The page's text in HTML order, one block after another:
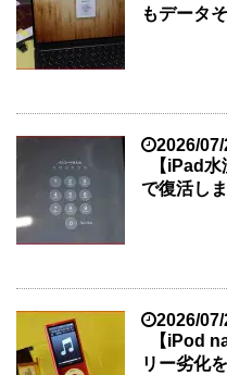
もデータ
2026/
【iPad
で復活しま
2026/
【iPod
リー劣化